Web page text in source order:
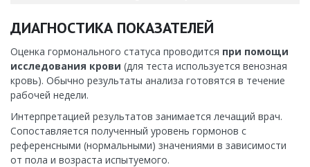
ДИАГНОСТИКА ПОКАЗАТЕЛЕЙ
Оценка гормонального статуса проводится при помощи
исследования крови (для теста используется венозная
кровь). Обычно результаты анализа готовятся в течение
рабочей недели.
Интерпретацией результатов занимается лечащий врач.
Сопоставляется полученный уровень гормонов с
референсными (нормальными) значениями в зависимости
от пола и возраста испытуемого.